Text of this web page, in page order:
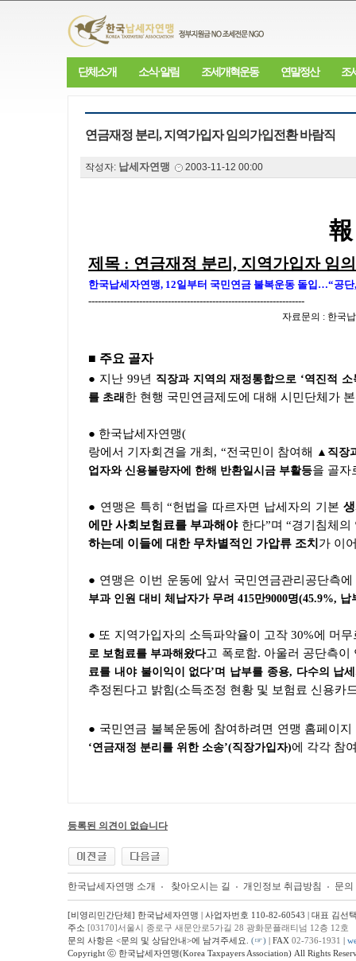
단체소개 소식·알림 조세개혁운동 연말정산 조
연금재정 분리, 지역가입자 임의가입전환 바람직
작성자: 납세자연맹 2003-11-12 00:00
제목 : 연금재정 분리, 지역가입자 임
한국납세자연맹, 12일부터 국민연금 불복운동 돌입…“공
--------------------------------------------------------------------
자료문의 : 한국
■ 주요 골자
● 지난 99년 직장과 지역의 재정통합으로 ‘역진적
를 초래 한 현행 국민연금제도에 대해 시민단체가
● 한국납세자연맹(
랑에서 기자회견을 개최, “전국민이 참여해
▲직장
업자와 신용불량자에 한해 반환일시금 부활등을 골자
● 연맹은 특히 “헌법을 따르자면 납세자의 기본
에만 사회보험료를 부과해야한다”며 “경기침체의
하는데 이들에 대한 무차별적인 가압류 조치 가 이
● 연맹은 이번 운동에 앞서 국민연금관리공단측
부과 인원 대비 체납자가 무려 415만9000명(45.9%,
● 또 지역가입자의 소득파악율이 고작 30%에 머
로 보험료를 부과해왔다고 폭로함. 아울러 공단측
료를 내야 불이익이 없다’며 납부를 종용, 다수의 납
추정된다고 밝힘(소득조정 현황 및 보험료 신용카
● 국민연금 불복운동에 참여하려면 연맹 홈페이
‘연금재정 분리를 위한 소송’(직장가입자)에 각각 참
등록된 의견이 없습니다
한국납세자연맹 소개 찾아오시는 길 개인정보 취급방침 문
[비영리민간단체] 한국납세자연맹 | 사업자번호 110-82-60543 | 대표 김선
주소 [03170]서울시 종로구 새문안로5가길 28 광화문플래티넘 12층 12호
문의 사항은 <문의 및 상담안내>에 남겨주세요. (☞) | FAX 02-736-1931 |
Copyright ⓒ 한국납세자연맹(Korea Taxpayers Association) All Rights